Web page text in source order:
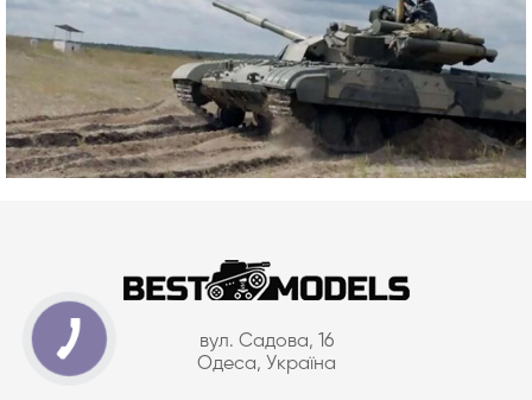
вул. Садова, 16
Одеса, Україна